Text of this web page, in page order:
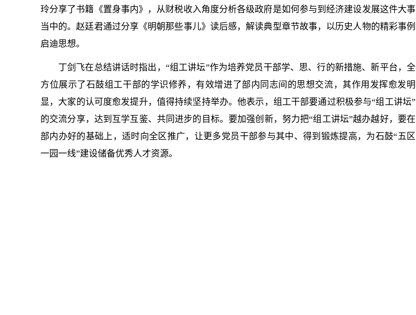
玲分享了书籍《置身事内》，从财税收入角度分析各级政府是如何参与到经济建设发展这件大事
当中的。赵廷君通过分享《明朝那些事儿》读后感，解读典型章节故事，以历史人物的精彩事例
启迪思想。
丁剑飞在总结讲话时指出，“组工讲坛”作为培养党员干部学、思、行的新措施、新平台，全
方位展示了石鼓组工干部的学识修养，有效增进了部内同志间的思想交流，其作用发挥愈发明
显，大家的认可度愈发提升，值得持续坚持举办。他表示，组工干部要通过积极参与“组工讲坛”
的交流分享，达到互学互鉴、共同进步的目标。要加强创新，努力把“组工讲坛”越办越好，要在
部内办好的基础上，适时向全区推广，让更多党员干部参与其中、得到锻炼提高，为石鼓“五区
一园一线”建设储备优秀人才资源。